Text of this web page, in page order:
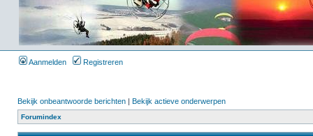
Aanmelden Registreren
Bekijk onbeantwoorde berichten | Bekijk actieve onderwerpen
Forumindex